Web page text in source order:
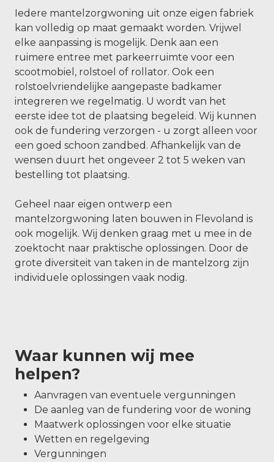
Iedere mantelzorgwoning uit onze eigen fabriek
kan volledig op maat gemaakt worden. Vrijwel
elke aanpassing is mogelijk. Denk aan een
ruimere entree met parkeerruimte voor een
scootmobiel, rolstoel of rollator. Ook een
rolstoelvriendelijke aangepaste badkamer
integreren we regelmatig. U wordt van het
eerste idee tot de plaatsing begeleid. Wij kunnen
ook de fundering verzorgen - u zorgt alleen voor
een goed schoon zandbed. Afhankelijk van de
wensen duurt het ongeveer 2 tot 5 weken van
bestelling tot plaatsing.
Geheel naar eigen ontwerp een
mantelzorgwoning laten bouwen in Flevoland is
ook mogelijk. Wij denken graag met u mee in de
zoektocht naar praktische oplossingen. Door de
grote diversiteit van taken in de mantelzorg zijn
individuele oplossingen vaak nodig.
Waar kunnen wij mee
helpen?
Aanvragen van eventuele vergunningen
De aanleg van de fundering voor de woning
Maatwerk oplossingen voor elke situatie
Wetten en regelgeving
Vergunningen